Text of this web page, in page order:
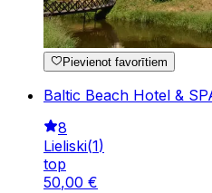
Pievienot favorītiem
Baltic Beach Hotel &
8
Lieliski(1)
top
50,00 €